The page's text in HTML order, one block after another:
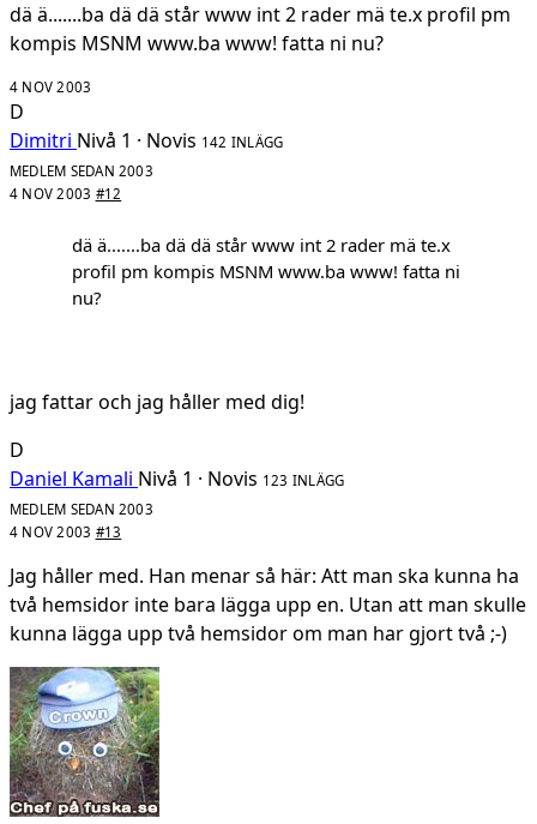
dä ä.......ba dä dä står www int 2 rader mä te.x profil pm
kompis MSNM www.ba www! fatta ni nu?
4 NOV 2003
D
Dimitri Nivå 1 · Novis 142 INLÄGG
MEDLEM SEDAN 2003
4 NOV 2003 #12
dä ä.......ba dä dä står www int 2 rader mä te.x
profil pm kompis MSNM www.ba www! fatta ni
nu?
jag fattar och jag håller med dig!
D
Daniel Kamali Nivå 1 · Novis 123 INLÄGG
MEDLEM SEDAN 2003
4 NOV 2003 #13
Jag håller med. Han menar så här: Att man ska kunna ha
två hemsidor inte bara lägga upp en. Utan att man skulle
kunna lägga upp två hemsidor om man har gjort två ;-)